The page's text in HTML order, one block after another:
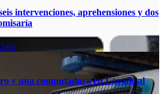
intervenciones, aprehensiones y dos
y una computadora en Lavalle al